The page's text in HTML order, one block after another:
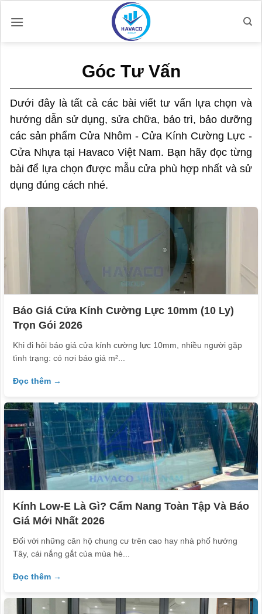
qua
Góc Tư Vấn
Dưới đây là tất cả các bài viết tư vấn lựa chọn và
hướng dẫn sử dụng, sửa chữa, bảo trì, bảo dưỡng
các sản phẩm Cửa Nhôm - Cửa Kính Cường Lực -
Cửa Nhựa tại Havaco Việt Nam. Bạn hãy đọc từng
bài để lựa chọn được mẫu cửa phù hợp nhất và sử
dụng đúng cách nhé.
Báo Giá Cửa Kính Cường Lực 10mm (10 Ly)
Trọn Gói 2026
Khi đi hỏi báo giá cửa kính cường lực 10mm, nhiều người gặp
tình trạng: có nơi báo giá m²...
Đọc thêm →
Kính Low-E Là Gì? Cẩm Nang Toàn Tập Và Báo
Giá Mới Nhất 2026
Đối với những căn hộ chung cư trên cao hay nhà phố hướng
Tây, cái nắng gắt của mùa hè...
Đọc thêm →